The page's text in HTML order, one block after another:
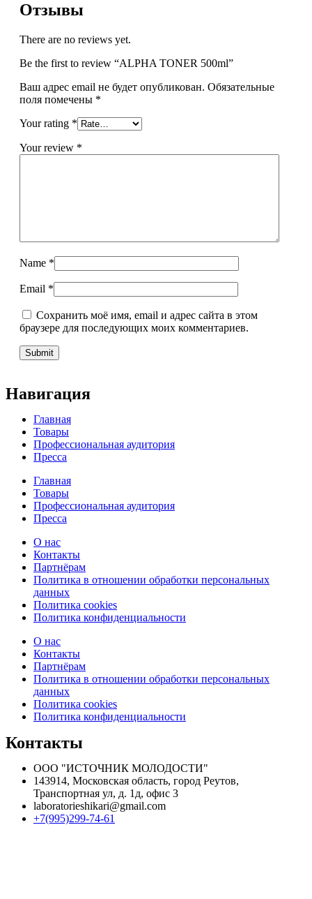
Отзывы
There are no reviews yet.
Be the first to review “ALPHA TONER 500ml”
Ваш адрес email не будет опубликован. Обязательные
поля помечены *
Your rating *
Your review *
Name *
Email *
Сохранить моё имя, email и адрес сайта в этом
браузере для последующих моих комментариев.
Навигация
Главная
Товары
Профессиональная аудитория
Пресса
Главная
Товары
Профессиональная аудитория
Пресса
О нас
Контакты
Партнёрам
Политика в отношении обработки персональных
данных
Политика cookies
Политика конфиденциальности
О нас
Контакты
Партнёрам
Политика в отношении обработки персональных
данных
Политика cookies
Политика конфиденциальности
Контакты
ООО "ИСТОЧНИК МОЛОДОСТИ"
143914, Московская область, город Реутов,
Транспортная ул, д. 1д, офис 3
laboratorieshikari@gmail.com
+7(995)299-74-61